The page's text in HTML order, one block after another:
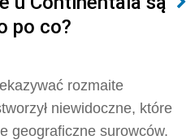
po co?
rozmaite
niewidoczne, które
geograficzne surowców.